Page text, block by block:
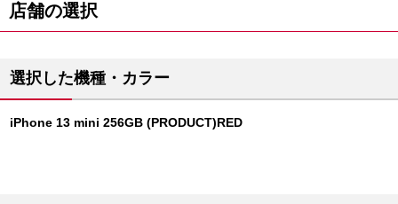
店舗の選択
選択した機種・カラー
iPhone 13 mini 256GB (PRODUCT)RED